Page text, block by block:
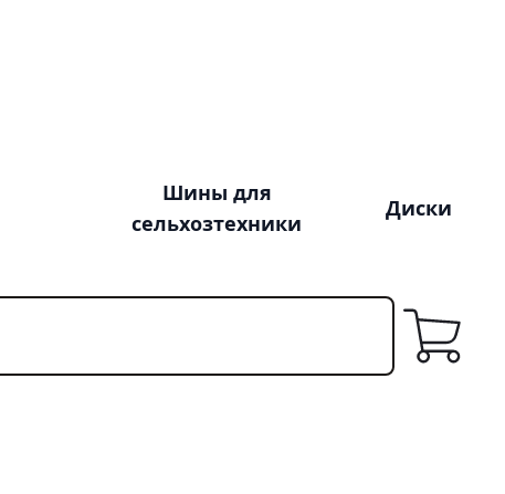
Шины для
сельхозтехники
Диски
Корзина